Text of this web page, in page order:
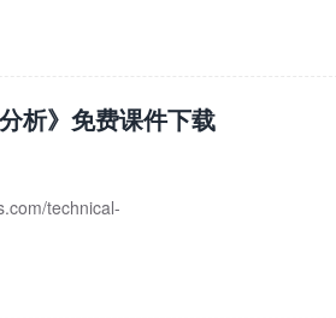
析》免费课件下载
technical-